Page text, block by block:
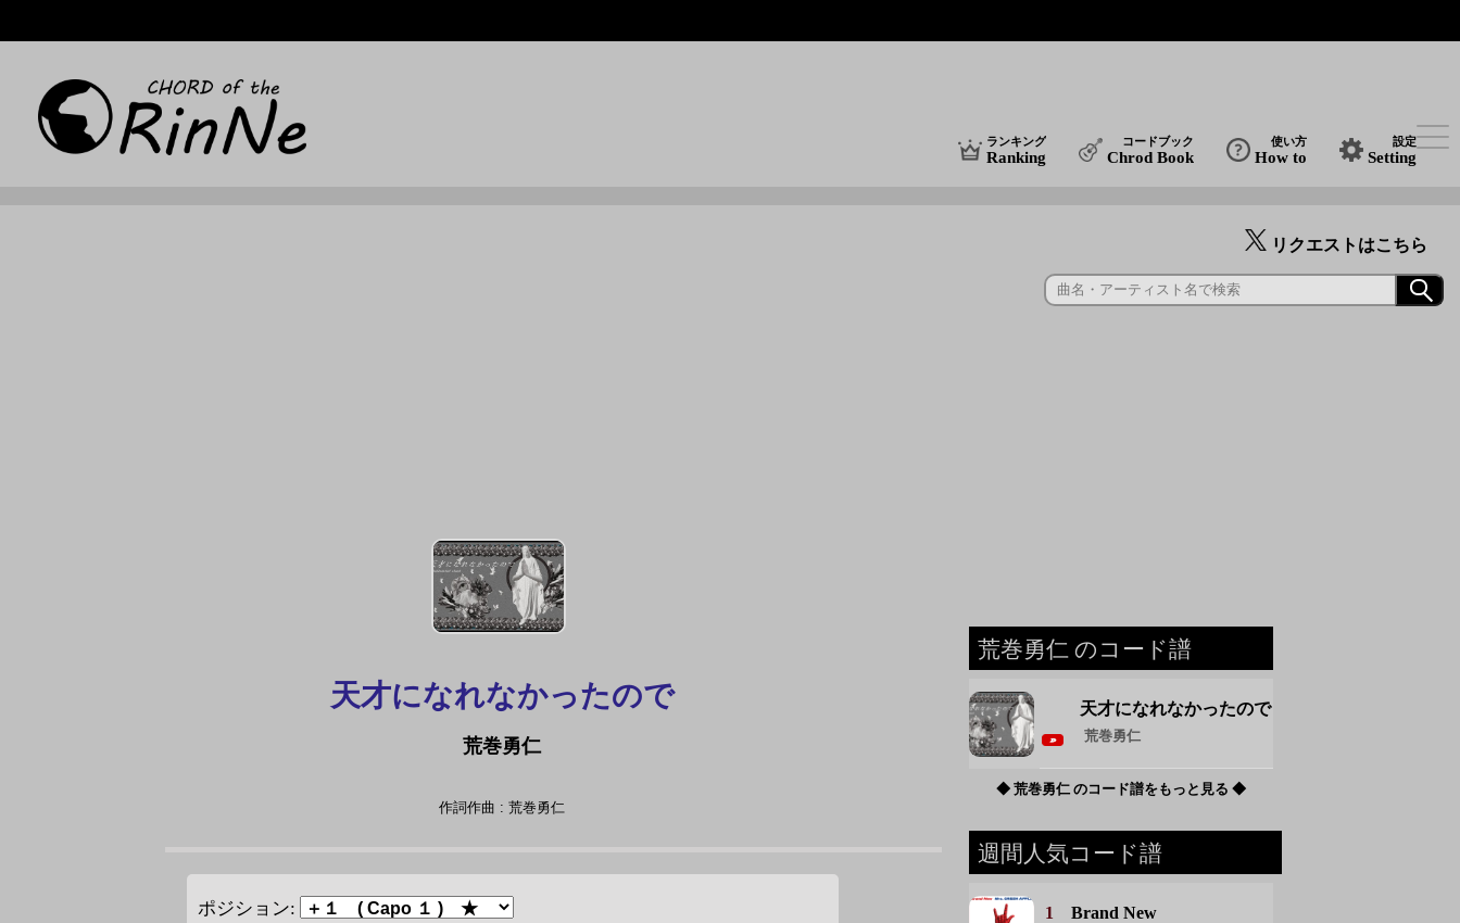
ランキング
Ranking
コードブック
Chrod Book
使い方
How to
設定
Setting
リクエストはこちら
天才になれなかったので
荒巻勇仁
作詞作曲 : 荒巻勇仁
ポジション:
荒巻勇仁 のコード譜
天才になれなかったので
荒巻勇仁
◆ 荒巻勇仁 のコード譜をもっと見る ◆
週間人気コード譜
1 Brand New